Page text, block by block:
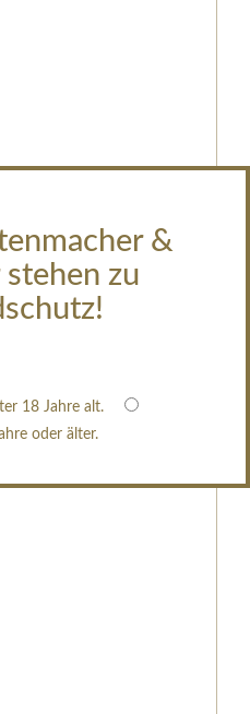
&
stehen zu
18 Jahre alt.
oder älter.